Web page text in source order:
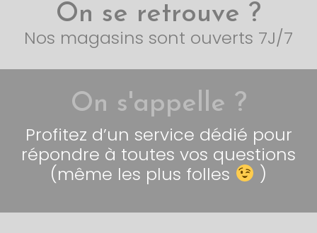
On se retrouve ?
Nos magasins sont ouverts 7J/7
On s'appelle ?
Profitez d’un service dédié pour
répondre à toutes vos questions
(même les plus folles
)